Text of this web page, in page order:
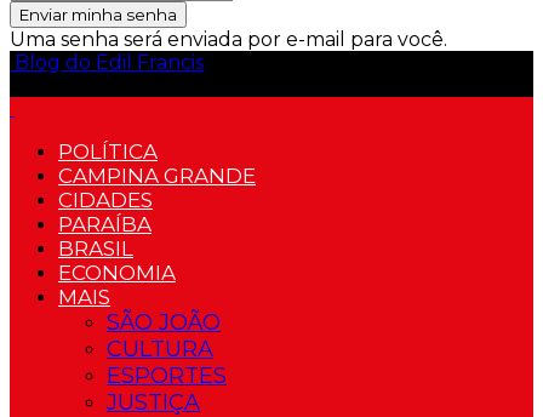
Uma senha será enviada por e-mail para você.
Blog do Edil Francis
POLÍTICA
CAMPINA GRANDE
CIDADES
PARAÍBA
BRASIL
ECONOMIA
MAIS
SÃO JOÃO
CULTURA
ESPORTES
JUSTIÇA